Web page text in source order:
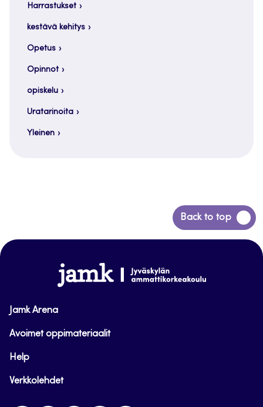
Harrastukset
kestävä kehitys
Opetus
Opinnot
opiskelu
Uratarinoita
Yleinen
Back to top
Siirry
takaisin
www.jamk.fi
Jamk Arena
Avoimet oppimateriaalit
Help
Verkkolehdet